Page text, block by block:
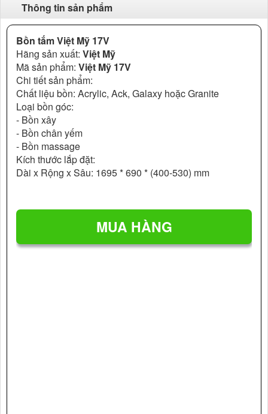
Thông tin sản phẩm
Bồn tắm Việt Mỹ 17V
Hãng sản xuất: Việt Mỹ
Mã sản phẩm: Việt Mỹ 17V
Chi tiết sản phẩm:
Chất liệu bồn: Acrylic, Ack, Galaxy hoặc Granite
Loại bồn góc:
- Bồn xây
- Bồn chân yếm
- Bồn massage
Kích thước lắp đặt:
Dài x Rộng x Sâu: 1695 * 690 * (400-530) mm